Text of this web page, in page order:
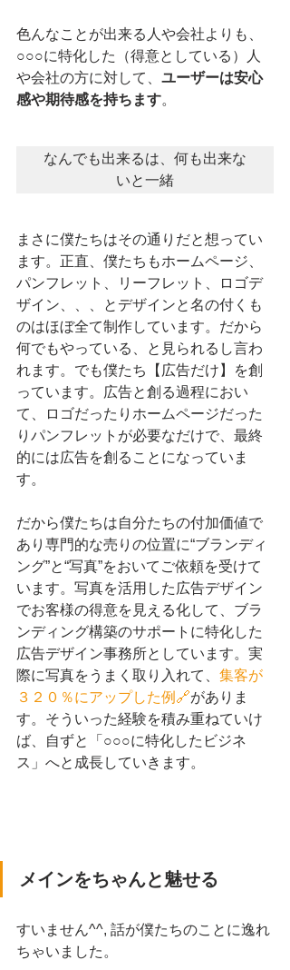
色んなことが出来る人や会社よりも、
○○○に特化した（得意としている）人
や会社の方に対して、 ユーザーは安心
感や期待感を持ちます。
なんでも出来るは、何も出来な
いと一緒
まさに僕たちはその通りだと想ってい
ます。正直、僕たちもホームページ、
パンフレット、リーフレット、ロゴデ
ザイン、、、とデザインと名の付くも
のはほぼ全て制作しています。だから
何でもやっている、と見られるし言わ
れます。でも僕たち【広告だけ】を創
っています。広告と創る過程におい
て、ロゴだったりホームページだった
りパンフレットが必要なだけで、最終
的には広告を創ることになっていま
す。
だから僕たちは自分たちの付加価値で
あり専門的な売りの位置に“ブランディ
ング”と“写真”をおいてご依頼を受けて
います。写真を活用した広告デザイン
でお客様の得意を見える化して、ブラ
ンディング構築のサポートに特化した
広告デザイン事務所としています。実
際に写真をうまく取り入れて、 集客が
３２０％にアップした例🔗がありま
す。そういった経験を積み重ねていけ
ば、自ずと「○○○に特化したビジネ
ス」へと成長していきます。
メインをちゃんと魅せる
すいません^^, 話が僕たちのことに逸れ
ちゃいました。